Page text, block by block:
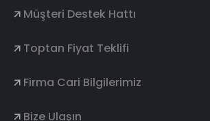
Müşteri Destek Hattı
Toptan Fiyat Teklifi
Firma Cari Bilgilerimiz
Bize Ulaşın